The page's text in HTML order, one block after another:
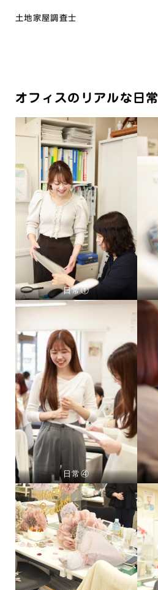
土地家屋調査士
オフィスのリアルな日常
日常①
日常④